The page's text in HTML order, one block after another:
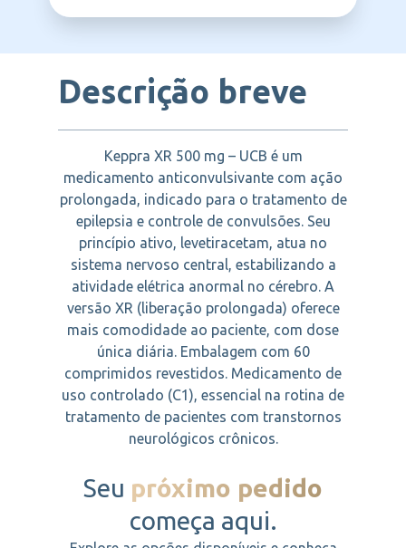
Descrição breve
Keppra XR 500 mg – UCB é um
medicamento anticonvulsivante com ação
prolongada, indicado para o tratamento de
epilepsia e controle de convulsões. Seu
princípio ativo, levetiracetam, atua no
sistema nervoso central, estabilizando a
atividade elétrica anormal no cérebro. A
versão XR (liberação prolongada) oferece
mais comodidade ao paciente, com dose
única diária. Embalagem com 60
comprimidos revestidos. Medicamento de
uso controlado (C1), essencial na rotina de
tratamento de pacientes com transtornos
neurológicos crônicos.
Seu próximo pedido
começa aqui.